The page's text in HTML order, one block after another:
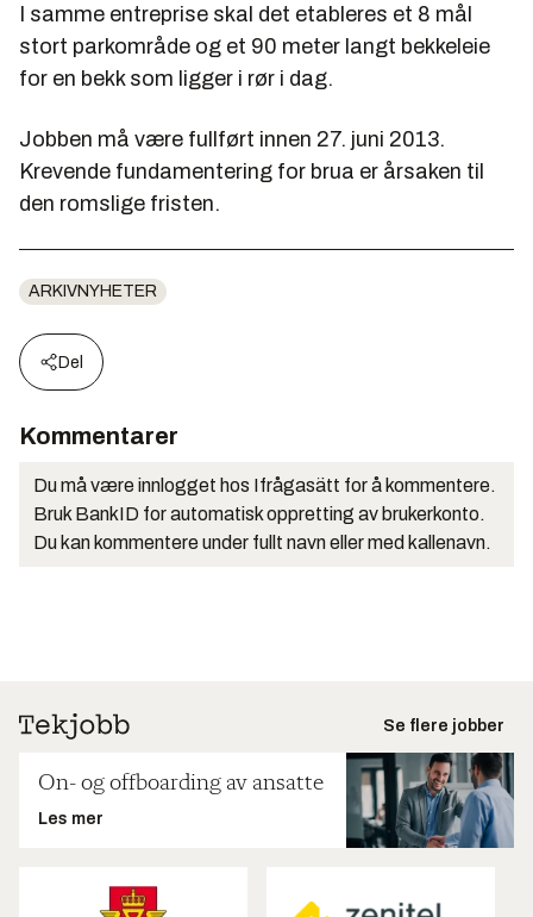
I samme entreprise skal det etableres et 8 mål
stort parkområde og et 90 meter langt bekkeleie
for en bekk som ligger i rør i dag.
Jobben må være fullført innen 27. juni 2013.
Krevende fundamentering for brua er årsaken til
den romslige fristen.
ARKIVNYHETER
Del
Kommentarer
Du må være innlogget hos Ifrågasätt for å kommentere.
Bruk BankID for automatisk oppretting av brukerkonto.
Du kan kommentere under fullt navn eller med kallenavn.
Se flere jobber
On- og offboarding av ansatte
Les mer